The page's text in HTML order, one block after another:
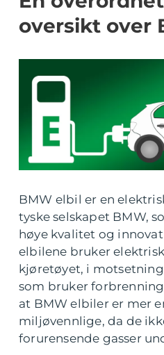
oversikt over
BMW elbil er en
tyske selskapet BMW,
høye kvalitet og
elbilene bruker
kjøretøyet, i
som bruker
at BMW elbiler er mer
miljøvennlige, da de
forurensende gasser